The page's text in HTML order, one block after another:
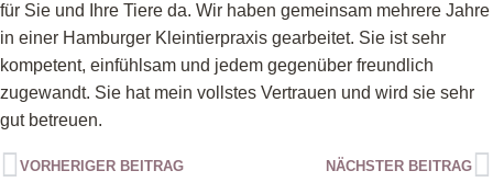
für Sie und Ihre Tiere da. Wir haben gemeinsam mehrere Jahre
in einer Hamburger Kleintierpraxis gearbeitet. Sie ist sehr
kompetent, einfühlsam und jedem gegenüber freundlich
zugewandt. Sie hat mein vollstes Vertrauen und wird sie sehr
gut betreuen.
VORHERIGER BEITRAG NÄCHSTER BEITRAG